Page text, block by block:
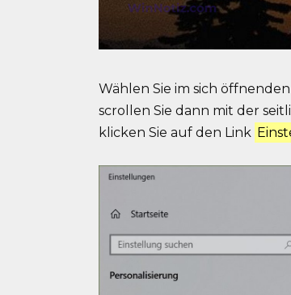
Wählen Sie im sich
scrollen Sie dann mit der
klicken Sie auf den Link